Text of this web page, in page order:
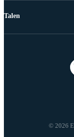
© 2026
Talen